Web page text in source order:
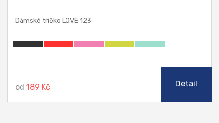
Dámské tričko LOVE 123
od 189 Kč Detail